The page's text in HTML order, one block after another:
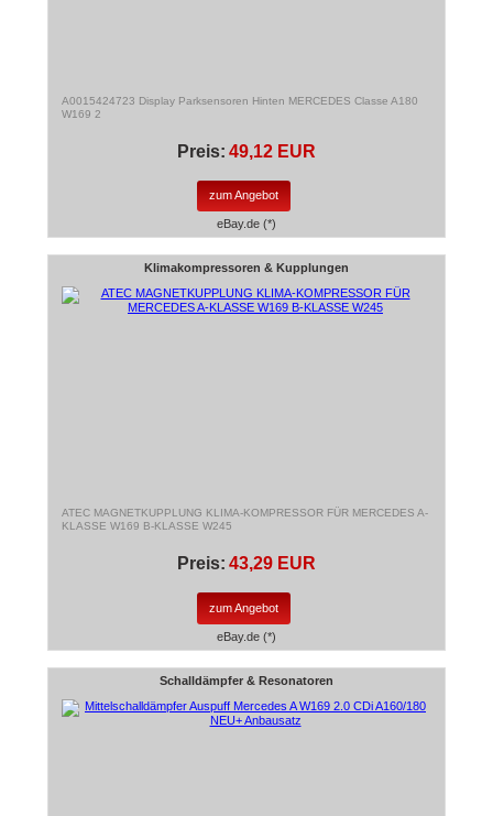
A0015424723 Display Parksensoren Hinten MERCEDES Classe A180
W169 2
Preis: 49,12 EUR
zum Angebot
eBay.de (*)
Klimakompressoren & Kupplungen
ATEC MAGNETKUPPLUNG KLIMA-KOMPRESSOR FÜR MERCEDES A-
KLASSE W169 B-KLASSE W245
Preis: 43,29 EUR
zum Angebot
eBay.de (*)
Schalldämpfer & Resonatoren